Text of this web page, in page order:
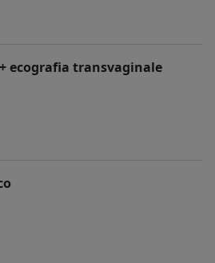
ecografia transvaginale